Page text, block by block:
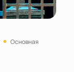
Основная